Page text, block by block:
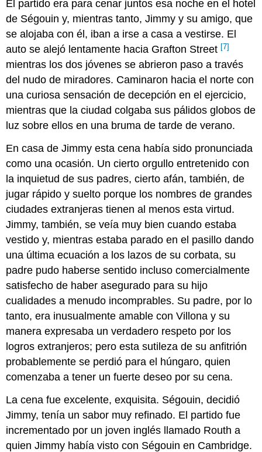
El partido era para cenar juntos esa noche en el hotel
de Ségouin y, mientras tanto, Jimmy y su amigo, que
se alojaba con él, iban a irse a casa a vestirse. El
auto se alejó lentamente hacia Grafton Street [7]
mientras los dos jóvenes se abrieron paso a través
del nudo de miradores. Caminaron hacia el norte con
una curiosa sensación de decepción en el ejercicio,
mientras que la ciudad colgaba sus pálidos globos de
luz sobre ellos en una bruma de tarde de verano.
En casa de Jimmy esta cena había sido pronunciada
como una ocasión. Un cierto orgullo entretenido con
la inquietud de sus padres, cierto afán, también, de
jugar rápido y suelto porque los nombres de grandes
ciudades extranjeras tienen al menos esta virtud.
Jimmy, también, se veía muy bien cuando estaba
vestido y, mientras estaba parado en el pasillo dando
una última ecuación a los lazos de su corbata, su
padre pudo haberse sentido incluso comercialmente
satisfecho de haber asegurado para su hijo
cualidades a menudo incomprables. Su padre, por lo
tanto, era inusualmente amable con Villona y su
manera expresaba un verdadero respeto por los
logros extranjeros; pero esta sutileza de su anfitrión
probablemente se perdió para el húngaro, quien
comenzaba a tener un fuerte deseo por su cena.
La cena fue excelente, exquisita. Ségouin, decidió
Jimmy, tenía un sabor muy refinado. El partido fue
incrementado por un joven inglés llamado Routh a
quien Jimmy había visto con Ségouin en Cambridge.